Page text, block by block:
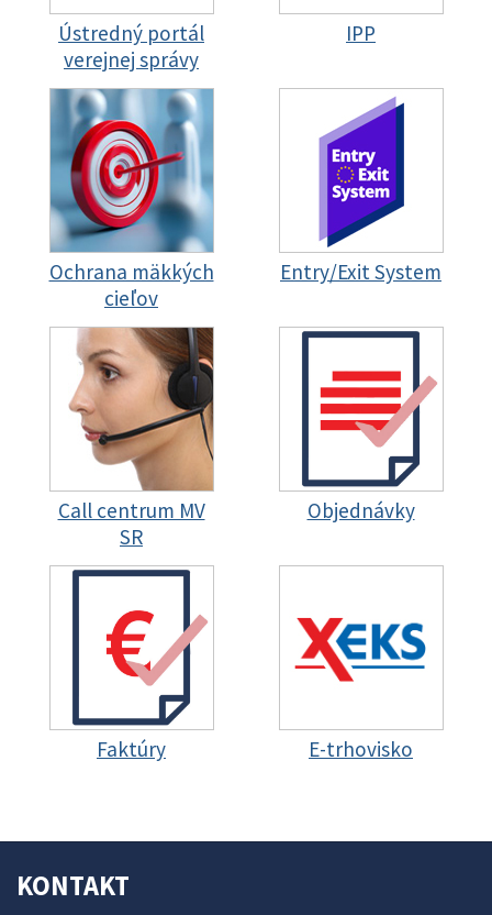
Ústredný portál
verejnej správy
IPP
Ochrana mäkkých
cieľov
Entry/Exit System
Call centrum MV
SR
Objednávky
Faktúry E-trhovisko
KONTAKT